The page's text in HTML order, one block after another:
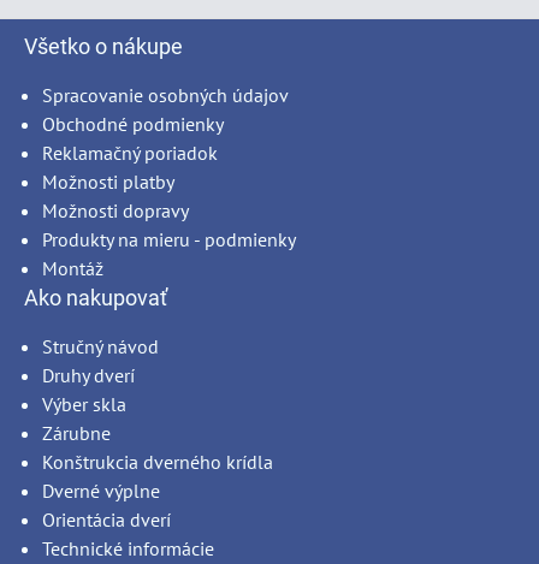
Všetko o nákupe
Spracovanie osobných údajov
Obchodné podmienky
Reklamačný poriadok
Možnosti platby
Možnosti dopravy
Produkty na mieru - podmienky
Montáž
Ako nakupovať
Stručný návod
Druhy dverí
Výber skla
Zárubne
Konštrukcia dverného krídla
Dverné výplne
Orientácia dverí
Technické informácie